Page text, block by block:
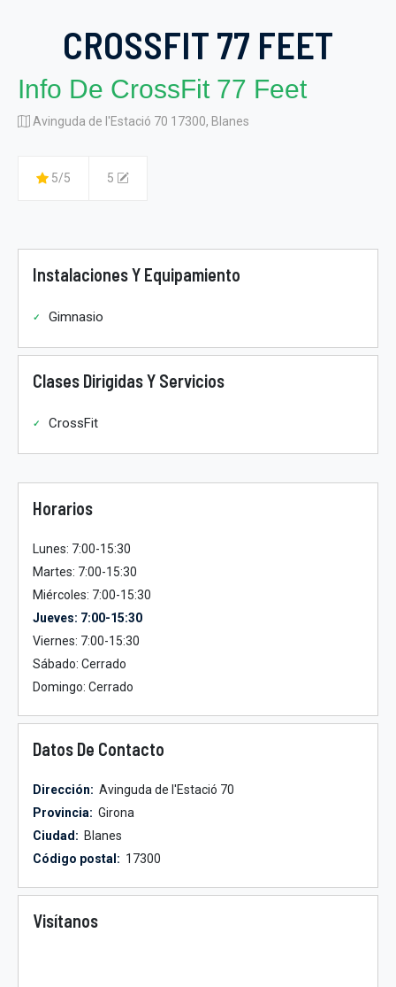
CROSSFIT 77 FEET
Info De CrossFit 77 Feet
Avinguda de l'Estació 70 17300, Blanes
5/5 5
Instalaciones Y Equipamiento
Gimnasio
Clases Dirigidas Y Servicios
CrossFit
Horarios
Lunes: 7:00-15:30
Martes: 7:00-15:30
Miércoles: 7:00-15:30
Jueves: 7:00-15:30
Viernes: 7:00-15:30
Sábado: Cerrado
Domingo: Cerrado
Datos De Contacto
Dirección: Avinguda de l'Estació 70
Provincia: Girona
Ciudad: Blanes
Código postal: 17300
Visítanos